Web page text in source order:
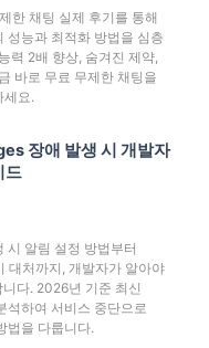
한 채팅 실제 후기를 통해
성능과 최적화 방법을 심층
력 2배 향상, 숨겨진 제약,
바로 무료 무제한 채팅을
세요.
장애 발생 시 개발자
드
알림 설정 방법부터
대처까지, 개발자가 알아야
다. 2026년 기준 최신
석하여 서비스 중단으로
법을 다룹니다.